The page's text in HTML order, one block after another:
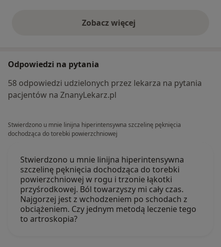
Zobacz więcejopinie powyżej
Odpowiedzi na pytania
58 odpowiedzi udzielonych przez lekarza na pytania
pacjentów na ZnanyLekarz.pl
Stwierdzono u mnie linijna hiperintensywna szczelinę pęknięcia
dochodząca do torebki powierzchniowej
Stwierdzono u mnie linijna hiperintensywna
szczelinę pęknięcia dochodząca do torebki
powierzchniowej w rogu i trzonie łąkotki
przyśrodkowej. Ból towarzyszy mi cały czas.
Najgorzej jest z wchodzeniem po schodach z
obciążeniem. Czy jednym metodą leczenie tego
to artroskopia?